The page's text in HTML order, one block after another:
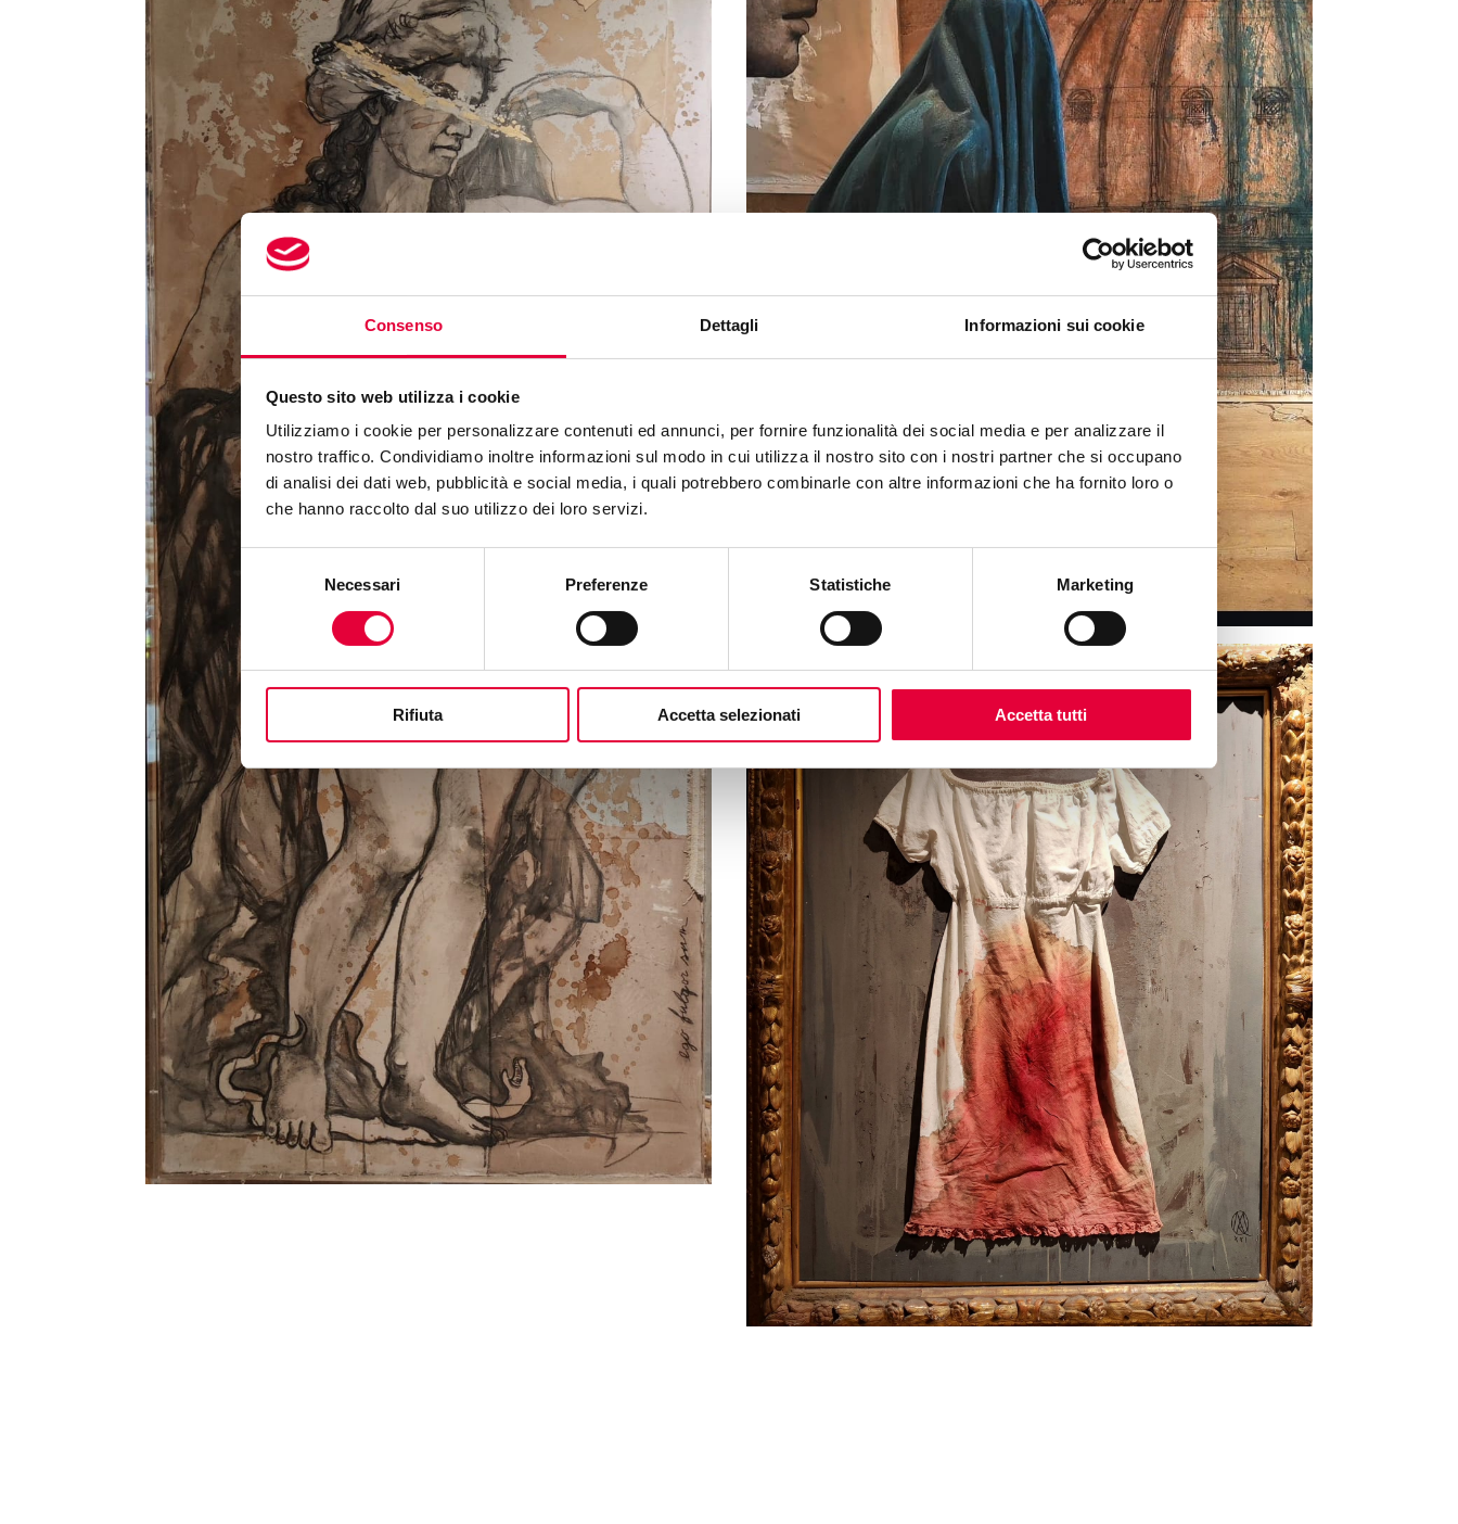
Consenso Dettagli Informazioni sui cookie
Questo sito web utilizza i cookie
Utilizziamo i cookie per personalizzare contenuti ed annunci, per fornire funzionalità dei social media e per analizzare il
nostro traffico. Condividiamo inoltre informazioni sul modo in cui utilizza il nostro sito con i nostri partner che si occupano
di analisi dei dati web, pubblicità e social media, i quali potrebbero combinarle con altre informazioni che ha fornito loro o
che hanno raccolto dal suo utilizzo dei loro servizi.
Necessari Preferenze Statistiche Marketing
Rifiuta Accetta selezionati Accetta tutti